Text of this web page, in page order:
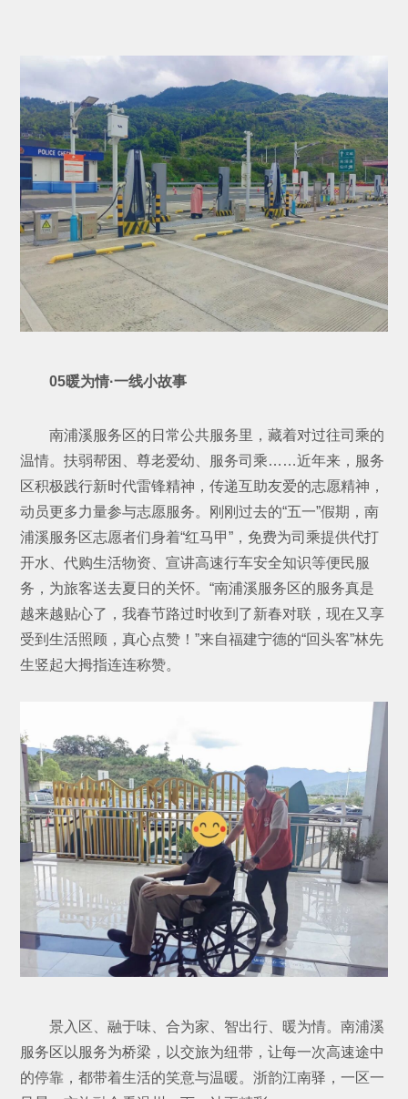
05暖为情·一线小故事
南浦溪服务区的日常公共服务里，藏着对过往司乘的
温情。扶弱帮困、尊老爱幼、服务司乘……近年来，服务
区积极践行新时代雷锋精神，传递互助友爱的志愿精神，
动员更多力量参与志愿服务。刚刚过去的“五一”假期，南
浦溪服务区志愿者们身着“红马甲”，免费为司乘提供代打
开水、代购生活物资、宣讲高速行车安全知识等便民服
务，为旅客送去夏日的关怀。“南浦溪服务区的服务真是
越来越贴心了，我春节路过时收到了新春对联，现在又享
受到生活照顾，真心点赞！”来自福建宁德的“回头客”林先
生竖起大拇指连连称赞。
景入区、融于味、合为家、智出行、暖为情。南浦溪
服务区以服务为桥梁，以交旅为纽带，让每一次高速途中
的停靠，都带着生活的笑意与温暖。浙韵江南驿，一区一